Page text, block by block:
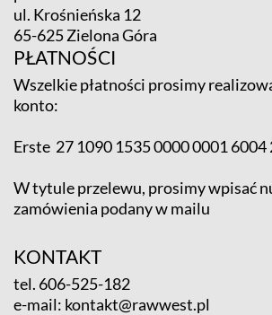
ul. Krośnieńska 12
65-625 Zielona Góra
PŁATNOŚCI
Wszelkie płatności prosimy
konto:
Erste 27 1090 1535 0000 0001 6004
W tytule przelewu, prosimy wpisać
zamówienia podany w mailu
KONTAKT
tel. 606-525-182
e-mail: kontakt@rawwest.pl